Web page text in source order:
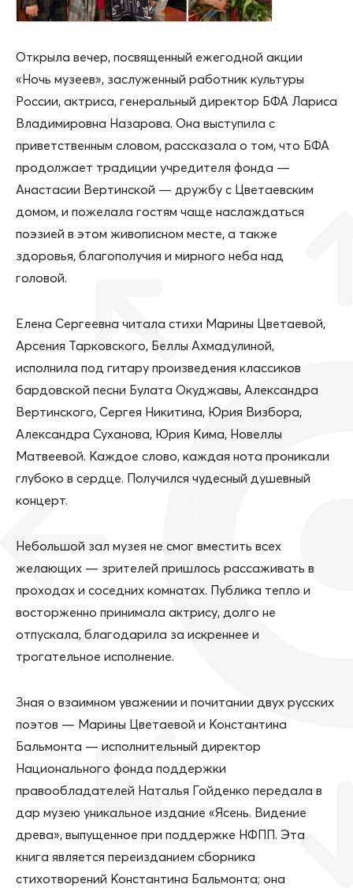
Открыла вечер, посвященный ежегодной акции
«Ночь музеев», заслуженный работник культуры
России, актриса, генеральный директор БФА Лариса
Владимировна Назарова. Она выступила с
приветственным словом, рассказала о том, что БФА
продолжает традиции учредителя фонда —
Анастасии Вертинской — дружбу с Цветаевским
домом, и пожелала гостям чаще наслаждаться
поэзией в этом живописном месте, а также
здоровья, благополучия и мирного неба над
головой.
Елена Сергеевна читала стихи Марины Цветаевой,
Арсения Тарковского, Беллы Ахмадулиной,
исполнила под гитару произведения классиков
бардовской песни Булата Окуджавы, Александра
Вертинского, Сергея Никитина, Юрия Визбора,
Александра Суханова, Юрия Кима, Новеллы
Матвеевой. Каждое слово, каждая нота проникали
глубоко в сердце. Получился чудесный душевный
концерт.
Небольшой зал музея не смог вместить всех
желающих — зрителей пришлось рассаживать в
проходах и соседних комнатах. Публика тепло и
восторженно принимала актрису, долго не
отпускала, благодарила за искреннее и
трогательное исполнение.
Зная о взаимном уважении и почитании двух русских
поэтов — Марины Цветаевой и Константина
Бальмонта — исполнительный директор
Национального фонда поддержки
правообладателей Наталья Гойденко передала в
дар музею уникальное издание «Ясень. Видение
древа», выпущенное при поддержке НФПП. Эта
книга является переизданием сборника
стихотворений Константина Бальмонта; она